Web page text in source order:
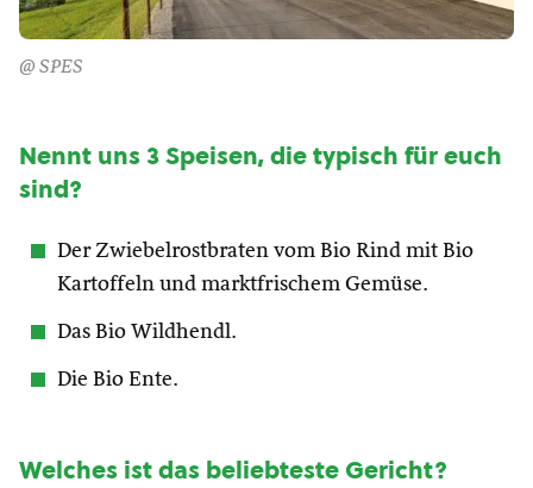
@ SPES
Nennt uns 3 Speisen, die typisch für euch
sind?
Der Zwiebelrostbraten vom Bio Rind mit Bio
Kartoffeln und marktfrischem Gemüse.
Das Bio Wildhendl.
Die Bio Ente.
Welches ist das beliebteste Gericht?